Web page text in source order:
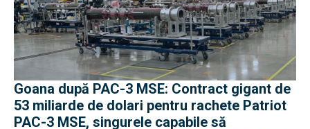
Goana după PAC-3 MSE: Contract gigant de
53 miliarde de dolari pentru rachete Patriot
PAC-3 MSE, singurele capabile să